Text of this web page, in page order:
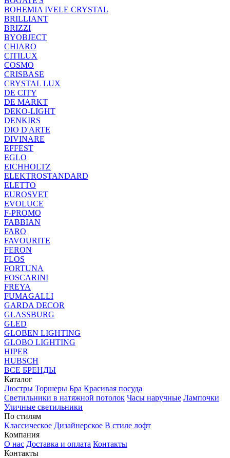
BOHEMIA IVELE CRYSTAL
BRILLIANT
BRIZZI
BYOBJECT
CHIARO
CITILUX
COSMO
CRISBASE
CRYSTAL LUX
DE CITY
DE MARKT
DEKO-LIGHT
DENKIRS
DIO D'ARTE
DIVINARE
EFFEST
EGLO
EICHHOLTZ
ELEKTROSTANDARD
ELETTO
EUROSVET
EVOLUCE
F-PROMO
FABBIAN
FARO
FAVOURITE
FERON
FLOS
FORTUNA
FOSCARINI
FREYA
FUMAGALLI
GARDA DECOR
GLASSBURG
GLED
GLOBEN LIGHTING
GLOBO LIGHTING
HIPER
HUBSCH
ВСЕ БРЕНДЫ
Каталог
Люстры Торшеры Бра Красивая посуда
Светильники в натяжной потолок Часы наручные Лампочки
Уличные светильники
По стилям
Классическое Дизайнерское В стиле лофт
Компания
О нас Доставка и оплата Контакты
Контакты